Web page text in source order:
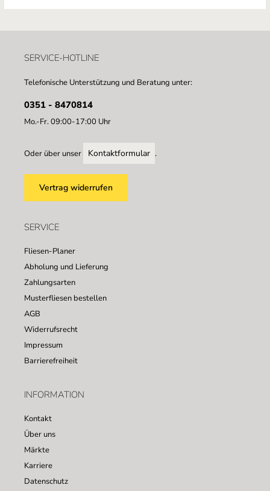
SERVICE-HOTLINE
Telefonische Unterstützung und Beratung unter:
0351 - 8470814
Mo.-Fr. 09:00-17:00 Uhr
Oder über unser Kontaktformular .
Vertrag widerrufen
SERVICE
Fliesen-Planer
Abholung und Lieferung
Zahlungsarten
Musterfliesen bestellen
AGB
Widerrufsrecht
Impressum
Barrierefreiheit
INFORMATION
Kontakt
Über uns
Märkte
Karriere
Datenschutz